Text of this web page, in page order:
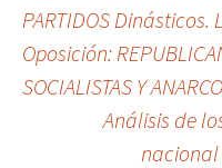
de
PARTIDOS Dinásticos.
Oposición:
SOCIALISTAS Y
Análisis de
nacional